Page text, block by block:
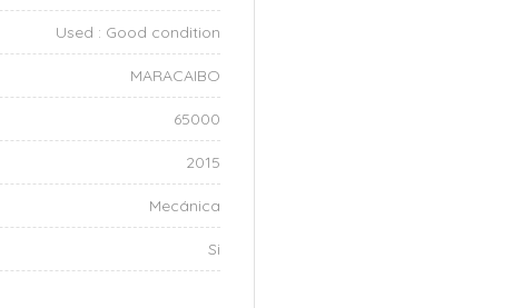
Used : Good condition
MARACAIBO
65000
2015
Mecánica
Si